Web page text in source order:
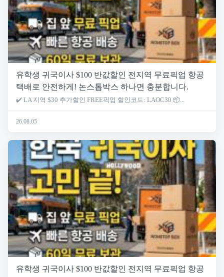
유학생 귀국이사 $100 반값할인 전지역 무료픽업 항공
택배로 안전하게! 논스톱박스 하나면 충분합니다.
✔️ LA 지역 $30 추가할인 FREE픽업 할인코드: LAOC30 📦...
26.08.05
유학생 귀국이사 $100 반값할인 전지역 무료픽업 항공